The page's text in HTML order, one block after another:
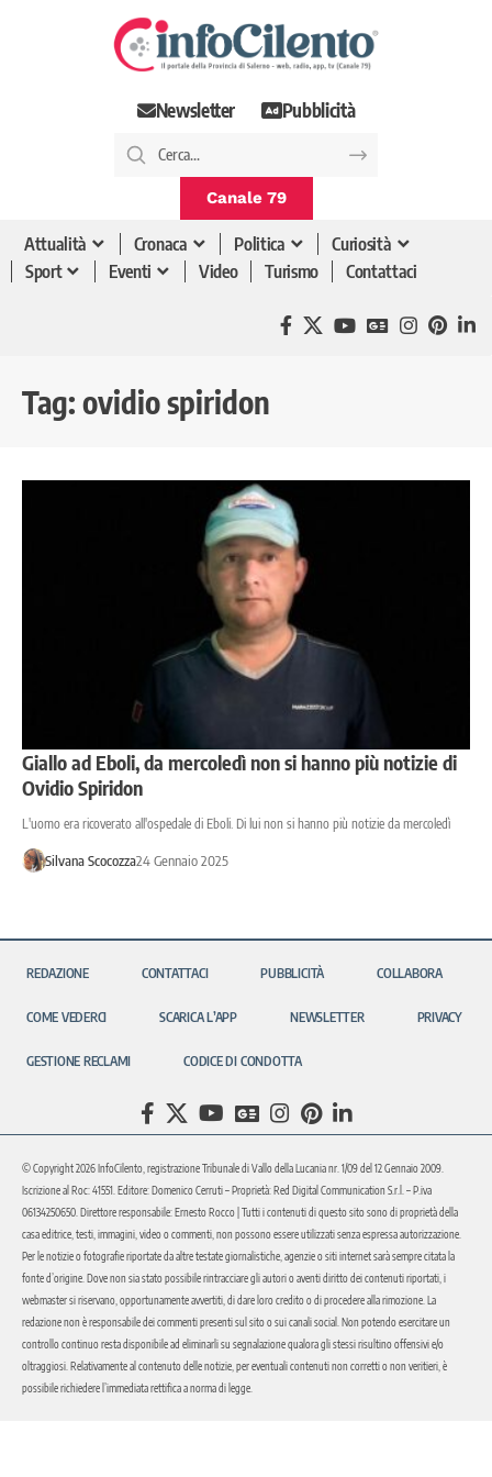
Newsletter Pubblicità
Canale 79
Attualità Cronaca Politica
Curiosità
Sport
Eventi Video Turismo Contattaci
Tag: ovidio spiridon
Giallo ad Eboli, da mercoledì non si hanno più notizie di
Ovidio Spiridon
L'uomo era ricoverato all'ospedale di Eboli. Di lui non si hanno più notizie da mercoledì
Silvana Scocozza24 Gennaio 2025
REDAZIONE CONTATTACI PUBBLICITÀ COLLABORA
COME VEDERCI SCARICA L’APP NEWSLETTER PRIVACY
GESTIONE RECLAMI CODICE DI CONDOTTA
© Copyright 2026 InfoCilento, registrazione Tribunale di Vallo della Lucania nr. 1/09 del 12 Gennaio 2009.
Iscrizione al Roc: 41551. Editore: Domenico Cerruti – Proprietà: Red Digital Communication S.r.l. – P.iva
06134250650. Direttore responsabile: Ernesto Rocco | Tutti i contenuti di questo sito sono di proprietà della
casa editrice, testi, immagini, video o commenti, non possono essere utilizzati senza espressa autorizzazione.
Per le notizie o fotografie riportate da altre testate giornalistiche, agenzie o siti internet sarà sempre citata la
fonte d’origine. Dove non sia stato possibile rintracciare gli autori o aventi diritto dei contenuti riportati, i
webmaster si riservano, opportunamente avvertiti, di dare loro credito o di procedere alla rimozione. La
redazione non è responsabile dei commenti presenti sul sito o sui canali social. Non potendo esercitare un
controllo continuo resta disponibile ad eliminarli su segnalazione qualora gli stessi risultino offensivi e/o
oltraggiosi. Relativamente al contenuto delle notizie, per eventuali contenuti non corretti o non veritieri, è
possibile richiedere l’immediata rettifica a norma di legge.